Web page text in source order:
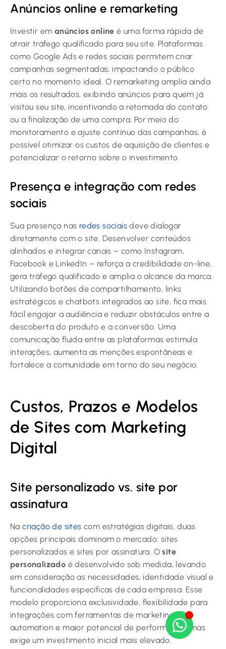
Anúncios online e remarketing
Investir em anúncios online é uma forma rápida de
atrair tráfego qualificado para seu site. Plataformas
como Google Ads e redes sociais permitem criar
campanhas segmentadas, impactando o público
certo no momento ideal. O remarketing amplia ainda
mais os resultados, exibindo anúncios para quem já
visitou seu site, incentivando a retomada do contato
ou a finalização de uma compra. Por meio do
monitoramento e ajuste contínuo das campanhas, é
possível otimizar os custos de aquisição de clientes e
potencializar o retorno sobre o investimento.
Presença e integração com redes
sociais
Sua presença nas redes sociais deve dialogar
diretamente com o site. Desenvolver conteúdos
alinhados e integrar canais – como Instagram,
Facebook e LinkedIn – reforça a credibilidade on-line,
gera tráfego qualificado e amplia o alcance da marca.
Utilizando botões de compartilhamento, links
estratégicos e chatbots integrados ao site, fica mais
fácil engajar a audiência e reduzir obstáculos entre a
descoberta do produto e a conversão. Uma
comunicação fluida entre as plataformas estimula
interações, aumenta as menções espontâneas e
fortalece a comunidade em torno do seu negócio.
Custos, Prazos e Modelos
de Sites com Marketing
Digital
Site personalizado vs. site por
assinatura
Nacriação de sites com estratégias digitais, duas
opções principais dominam o mercado: sites
personalizados e sites por assinatura. Osite
personalizado é desenvolvido sob medida, levando
em consideração as necessidades, identidade visual e
funcionalidades específicas de cada empresa. Esse
modelo proporciona exclusividade, flexibilidade para
integrações com ferramentas de marketing
automation e maior potencial de performance, mas
exige um investimento inicial mais elevado.